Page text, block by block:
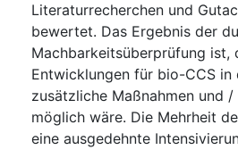
Literaturrecherchen und
bewertet. Das Ergebnis der
Machbarkeitsüberprüfung ist,
Entwicklungen für bio-CCS in
zusätzliche Maßnahmen und
möglich wäre. Die Mehrheit
eine ausgedehnte